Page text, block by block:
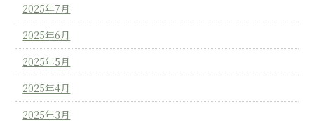
2025年7月
2025年6月
2025年5月
2025年4月
2025年3月